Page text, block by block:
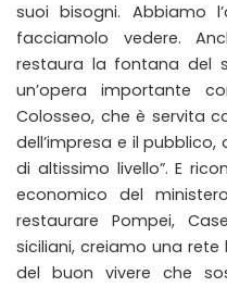
suoi bisogni. Abbiamo
facciamolo vedere.
restaura la fontana del
un’opera importante
Colosseo, che è servita
dell’impresa e il
di altissimo livello”. E
economico del
restaurare Pompei,
siciliani, creiamo una
del buon vivere che